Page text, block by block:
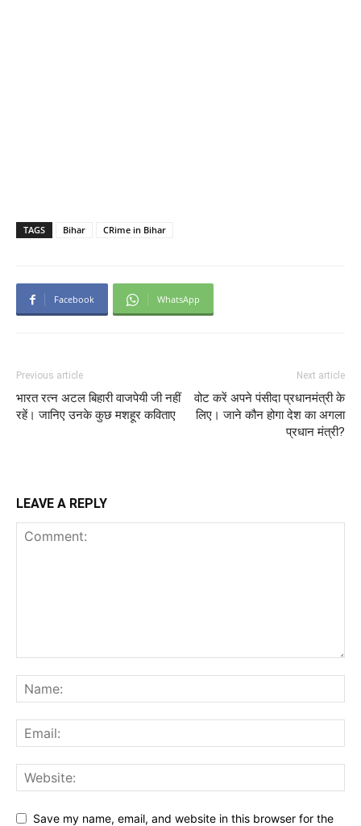
TAGS Bihar CRime in Bihar
Facebook WhatsApp
Previous article
भारत रत्‍न अटल बिहारी वाजपेयी जी नहीं
रहें। जानिए उनके कुछ मशहूर कविताए
Next article
वोट करें अपने पंसीदा प्रधानमंत्री के
लिए। जाने कौन होगा देश का अगला
प्रधान मंत्री?
LEAVE A REPLY
Save my name, email, and website in this browser for the